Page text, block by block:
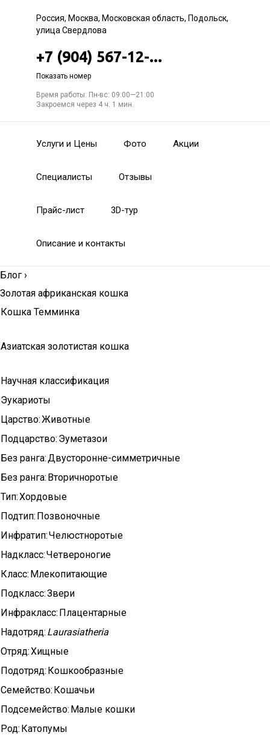
Россия, Москва, Московская область, Подольск,
улица Свердлова
+7 (904) 567-12-...
Показать номер
Время работы: Пн-вс: 09:00—21:00
Закроемся через 4 ч. 1 мин.
Услуги и Цены Фото Акции
Специалисты Отзывы
Прайс-лист 3D-тур
Описание и контакты
Блог ›
Золотая африканская кошка
Кошка Темминка
Азиатская золотистая кошка
Научная классификация
Эукариоты
Царство:Животные
Подцарство: Эуметазои
Без ранга:Двусторонне-симметричные
Без ранга: Вторичноротые
Тип:Хордовые
Подтип: Позвоночные
Инфратип:Челюстноротые
Надкласс:Четвероногие
Класс: Млекопитающие
Подкласс:Звери
Инфракласс: Плацентарные
Надотряд: Laurasiatheria
Отряд:Хищные
Подотряд: Кошкообразные
Семейство: Кошачьи
Подсемейство: Малые кошки
Род: Катопумы